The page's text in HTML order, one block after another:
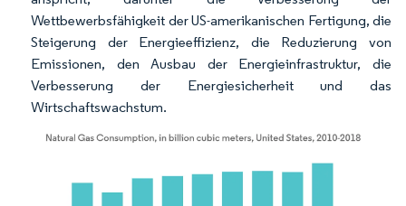
Wettbewerbsfähigkeit der US-amerikanischen Fertigung, die
Steigerung der Energieeffizienz, die Reduzierung von
Emissionen, den Ausbau der Energieinfrastruktur, die
Verbesserung der Energiesicherheit und das
Wirtschaftswachstum.